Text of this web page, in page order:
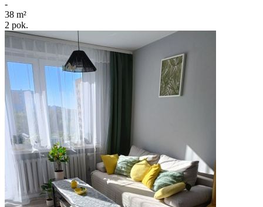
-
38 m²
2 pok.